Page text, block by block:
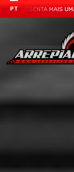
PT MAIS UMA